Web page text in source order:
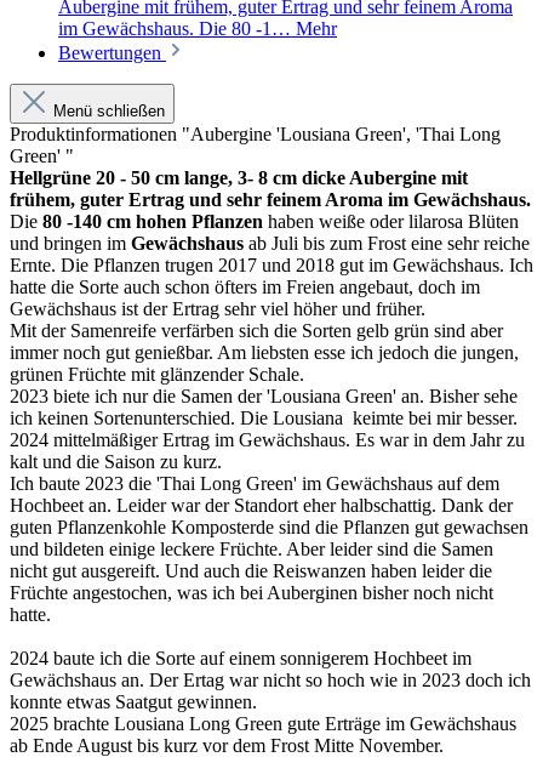
Aubergine mit frühem, guter Ertrag und sehr feinem Aroma
im Gewächshaus. Die 80 -1… Mehr
Bewertungen
Menü schließen
Produktinformationen "Aubergine 'Lousiana Green', 'Thai Long
Green' "
Hellgrüne 20 - 50 cm lange, 3- 8 cm dicke Aubergine mit
frühem, guter Ertrag und sehr feinem Aroma im Gewächshaus.
Die 80 -140 cm hohen Pflanzen haben weiße oder lilarosa Blüten
und bringen im Gewächshaus ab Juli bis zum Frost eine sehr reiche
Ernte. Die Pflanzen trugen 2017 und 2018 gut im Gewächshaus. Ich
hatte die Sorte auch schon öfters im Freien angebaut, doch im
Gewächshaus ist der Ertrag sehr viel höher und früher.
Mit der Samenreife verfärben sich die Sorten gelb grün sind aber
immer noch gut genießbar. Am liebsten esse ich jedoch die jungen,
grünen Früchte mit glänzender Schale.
2023 biete ich nur die Samen der 'Lousiana Green' an. Bisher sehe
ich keinen Sortenunterschied. Die Lousiana keimte bei mir besser.
2024 mittelmäßiger Ertrag im Gewächshaus. Es war in dem Jahr zu
kalt und die Saison zu kurz.
Ich baute 2023 die 'Thai Long Green' im Gewächshaus auf dem
Hochbeet an. Leider war der Standort eher halbschattig. Dank der
guten Pflanzenkohle Komposterde sind die Pflanzen gut gewachsen
und bildeten einige leckere Früchte. Aber leider sind die Samen
nicht gut ausgereift. Und auch die Reiswanzen haben leider die
Früchte angestochen, was ich bei Auberginen bisher noch nicht
hatte.
2024 baute ich die Sorte auf einem sonnigerem Hochbeet im
Gewächshaus an. Der Ertag war nicht so hoch wie in 2023 doch ich
konnte etwas Saatgut gewinnen.
2025 brachte Lousiana Long Green gute Erträge im Gewächshaus
ab Ende August bis kurz vor dem Frost Mitte November.